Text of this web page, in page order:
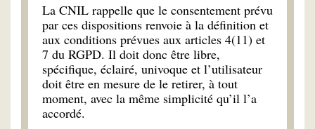
La CNIL rappelle que le consentement prévu
par ces dispositions renvoie à la définition et
aux conditions prévues aux articles 4(11) et
7 du RGPD. Il doit donc être libre,
spécifique, éclairé, univoque et l’utilisateur
doit être en mesure de le retirer, à tout
moment, avec la même simplicité qu’il l’a
accordé.